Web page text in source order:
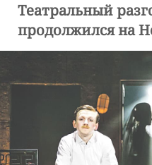
Театральный
продолжился на